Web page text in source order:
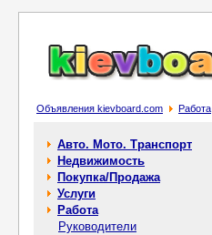
Объявления kievboard.com Работа
Авто. Мото. Транспорт
Недвижимость
Покупка/Продажа
Услуги
Работа
Руководители